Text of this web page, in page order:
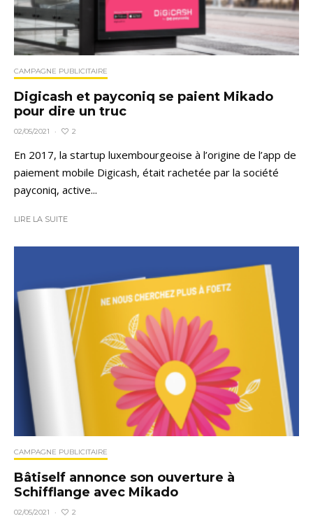
CAMPAGNE PUBLICITAIRE
Digicash et payconiq se paient Mikado
pour dire un truc
02/05/2021 · 2
En 2017, la startup luxembourgeoise à l’origine de l’app de
paiement mobile Digicash, était rachetée par la société
payconiq, active...
LIRE LA SUITE
CAMPAGNE PUBLICITAIRE
Bâtiself annonce son ouverture à
Schifflange avec Mikado
02/05/2021 · 2